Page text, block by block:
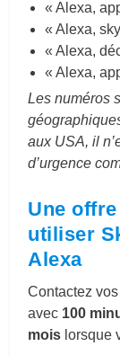
« Alexa,
« Alexa,
« Alexa,
« Alexa,
Les numéros
aux USA, il
d’urgence
Une
utiliser
Alexa
Contactez
avec 100
mois lorsque